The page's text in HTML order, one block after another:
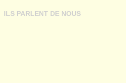
ILS PARLENT DE NOUS